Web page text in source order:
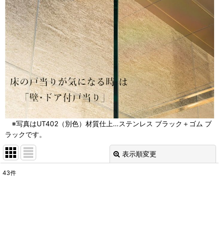
※写真はUT402（別色）材質仕上…ステンレス ブラック＋ゴム ブ
ラックです。
表示順変更
43件